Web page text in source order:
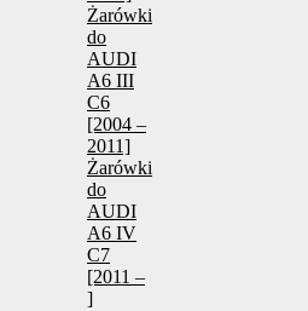
Żarówki
do
AUDI
A6 III
C6
[2004 –
2011]
Żarówki
do
AUDI
A6 IV
C7
[2011 –
]